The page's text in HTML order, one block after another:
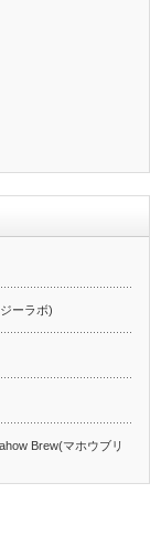
ーラボ)
Brew(マホウブリ